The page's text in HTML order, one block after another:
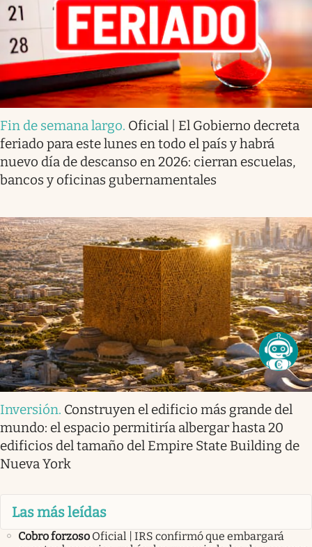
Fin de semana largo. Oficial | El Gobierno decreta
feriado para este lunes en todo el país y habrá
nuevo día de descanso en 2026: cierran escuelas,
bancos y oficinas gubernamentales
Inversión. Construyen el edificio más grande del
mundo: el espacio permitiría albergar hasta 20
edificios del tamaño del Empire State Building de
Nueva York
Las más leídas
Cobro forzoso Oficial | IRS confirmó que embargará